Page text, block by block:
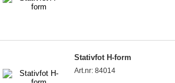
Stativfot H-form
Art.nr: 84014